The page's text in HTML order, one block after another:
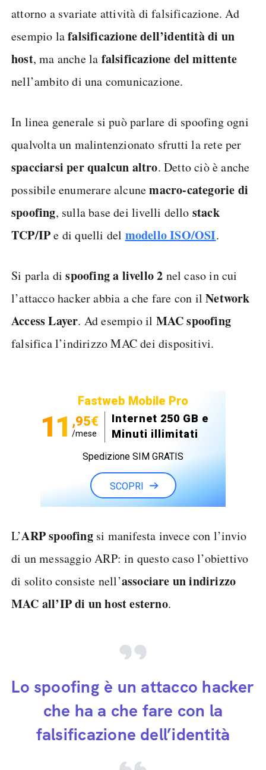
attorno a svariate attività di falsificazione. Ad
esempio lafalsificazione dell’identità di un
host, ma anche la falsificazione del mittente
nell’ambito di una comunicazione.
In linea generale si può parlare di spoofing ogni
qualvolta un malintenzionato sfrutti la rete per
spacciarsi per qualcun altro. Detto ciò è anche
possibile enumerare alcunemacro-categorie di
spoofing, sulla base dei livelli dello stack
TCP/IPe di quelli del modello ISO/OSI.
Si parla dispoofing a livello 2 nel caso in cui
l’attacco hacker abbia a che fare con ilNetwork
Access Layer. Ad esempio il MAC spoofing
falsifica l’indirizzo MAC dei dispositivi.
Fastweb Mobile Pro
11 ,95€
/mese
Internet 250 GB e
Minuti illimitati
Spedizione SIM GRATIS
SCOPRI
L’ARP spoofing si manifesta invece con l’invio
di un messaggio ARP: in questo caso l’obiettivo
di solito consiste nell’associare un indirizzo
MAC all’IP di un host esterno.
Lo spoofing è un attacco hacker
che ha a che fare con la
falsificazione dell’identità